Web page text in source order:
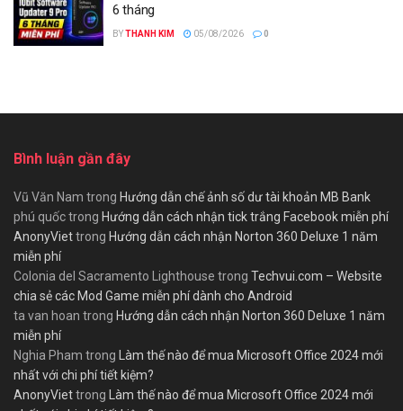
6 tháng
BYTHANH KIM 05/08/2026 0
Bình luận gần đây
Vũ Văn Nam trong Hướng dẫn chế ảnh số dư tài khoản MB Bank
phú quốctrong Hướng dẫn cách nhận tick trắng Facebook miễn phí
AnonyViettrong Hướng dẫn cách nhận Norton 360 Deluxe 1 năm
miễn phí
Colonia del Sacramento Lighthouse trong Techvui.com – Website
chia sẻ các Mod Game miễn phí dành cho Android
ta van hoan trong Hướng dẫn cách nhận Norton 360 Deluxe 1 năm
miễn phí
Nghia Pham trong Làm thế nào để mua Microsoft Office 2024 mới
nhất với chi phí tiết kiệm?
AnonyViettrong Làm thế nào để mua Microsoft Office 2024 mới